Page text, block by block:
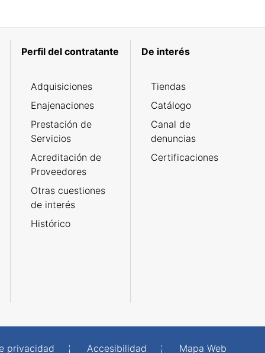
Perfil del contratante
Adquisiciones
Enajenaciones
Prestación de
Servicios
Acreditación de
Proveedores
Otras cuestiones
de interés
Histórico
De interés
Tiendas
Catálogo
Canal de
denuncias
Certificaciones
privacidad Accesibilidad Mapa Web